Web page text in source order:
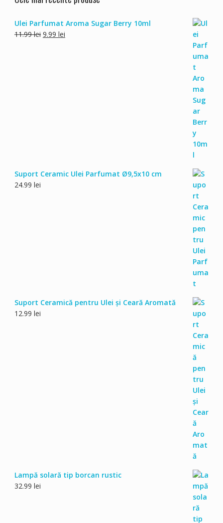
Ulei Parfumat Aroma Sugar Berry 10ml
11.99lei Prețul
9.99 leiPrețul
Suport Ceramic Ulei Parfumat Ø9,5x10 cm
24.99 lei
Suport Ceramică pentru Ulei și Ceară Aromată
12.99 lei
Lampă solară tip borcan rustic
32.99 lei